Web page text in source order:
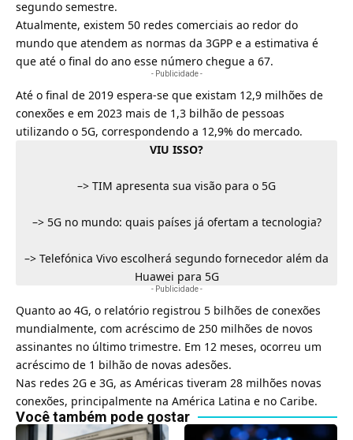
segundo semestre.
Atualmente, existem 50 redes comerciais ao redor do
mundo que atendem as normas da 3GPP e a estimativa é
que até o final do ano esse número chegue a 67.
- Publicidade -
Até o final de 2019 espera-se que existam 12,9 milhões de
conexões e em 2023 mais de 1,3 bilhão de pessoas
utilizando o 5G, correspondendo a 12,9% do mercado.
VIU ISSO?
–> TIM apresenta sua visão para o 5G
–> 5G no mundo: quais países já ofertam a tecnologia?
–> Telefónica Vivo escolherá segundo fornecedor além da
Huawei para 5G
- Publicidade -
Quanto ao 4G, o relatório registrou 5 bilhões de conexões
mundialmente, com acréscimo de 250 milhões de novos
assinantes no último trimestre. Em 12 meses, ocorreu um
acréscimo de 1 bilhão de novas adesões.
Nas redes 2G e 3G, as Américas tiveram 28 milhões novas
conexões, principalmente na América Latina e no Caribe.
Você também pode gostar